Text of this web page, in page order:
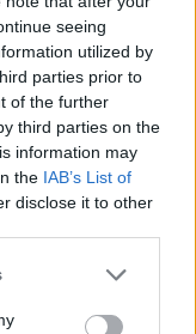
seeing
utilized by
parties prior to
of the further
third parties on the
information may
the IAB’s List of
disclose it to other
or more Google
You may click to
Σχολιασμένα
Δεν με είχα
ο γάμος είναι
ελαιόλαδο κάθε